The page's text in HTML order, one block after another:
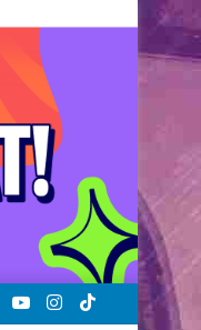
TikTok
Instagram
YouTube
Facebook